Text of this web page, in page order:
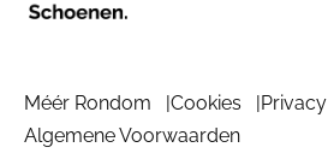
Méér Rondom Cookies
Privacy
Algemene Voorwaarden